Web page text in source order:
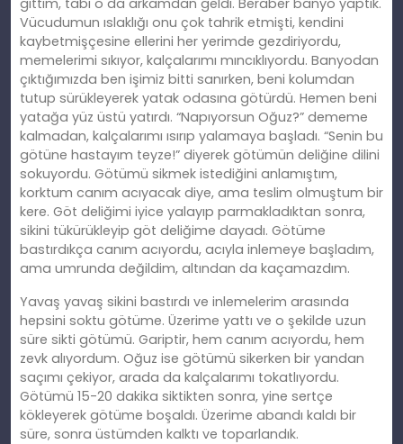
gittim, tabi o da arkamdan geldi. Beraber banyo yaptık.
Vücudumun ıslaklığı onu çok tahrik etmişti, kendini
kaybetmişçesine ellerini her yerimde gezdiriyordu,
memelerimi sıkıyor, kalçalarımı mıncıklıyordu. Banyodan
çıktığımızda ben işimiz bitti sanırken, beni kolumdan
tutup sürükleyerek yatak odasına götürdü. Hemen beni
yatağa yüz üstü yatırdı. “Napıyorsun Oğuz?” dememe
kalmadan, kalçalarımı ısırıp yalamaya başladı. “Senin bu
götüne hastayım teyze!” diyerek götümün deliğine dilini
sokuyordu. Götümü sikmek istediğini anlamıştım,
korktum canım acıyacak diye, ama teslim olmuştum bir
kere. Göt deliğimi iyice yalayıp parmakladıktan sonra,
sikini tükürükleyip göt deliğime dayadı. Götüme
bastırdıkça canım acıyordu, acıyla inlemeye başladım,
ama umrunda değildim, altından da kaçamazdım.
Yavaş yavaş sikini bastırdı ve inlemelerim arasında
hepsini soktu götüme. Üzerime yattı ve o şekilde uzun
süre sikti götümü. Gariptir, hem canım acıyordu, hem
zevk alıyordum. Oğuz ise götümü sikerken bir yandan
saçımı çekiyor, arada da kalçalarımı tokatlıyordu.
Götümü 15-20 dakika siktikten sonra, yine sertçe
kökleyerek götüme boşaldı. Üzerime abandı kaldı bir
süre, sonra üstümden kalktı ve toparlandık.